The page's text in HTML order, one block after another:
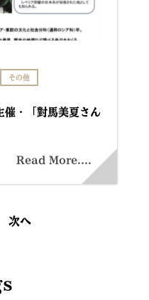
その他
催・「對馬美夏さん
Read More....
次へ